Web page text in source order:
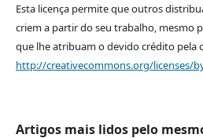
Esta licença permite que outros
criem a partir do seu trabalho, mesmo
que lhe atribuam o devido crédito pela
http://creativecommons.org/licenses/
Artigos mais lidos pelo